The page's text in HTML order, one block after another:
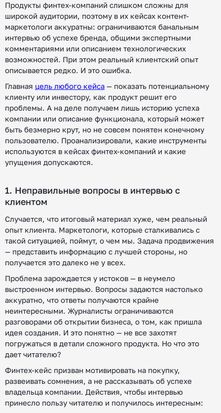
Продукты финтех-компаний слишком сложны для
широкой аудитории, поэтому в их кейсах контент-
маркетологи аккуратны: ограничиваются банальным
интервью об успехе бренда, общими экспертными
комментариями или описанием технологических
возможностей. При этом реальный клиентский опыт
описывается редко. И это ошибка.
Главная цель любого кейса — показать потенциальному
клиенту или инвестору, как продукт решит его
проблемы. А на деле получаем лишь историю успеха
компании или описание функционала, который может
быть безмерно крут, но не совсем понятен конечному
пользователю. Проанализировали, какие инструменты
используются в кейсах финтех-компаний и какие
упущения допускаются.
1. Неправильные вопросы в интервью с
клиентом
Случается, что итоговый материал хуже, чем реальный
опыт клиента. Маркетологи, которые сталкивались с
такой ситуацией, поймут, о чем мы. Задача продвижения
— представить информацию с лучшей стороны, но
получается это далеко не у всех.
Проблема зарождается у истоков — в неумело
выстроенном интервью. Вопросы задаются настолько
аккуратно, что ответы получаются крайне
неинтересными. Журналисты ограничиваются
разговорами об открытии бизнеса, о том, как пришла
идея создания. И это понятно — не все захотят
погружаться в детали сложного продукта. Но что это
дает читателю?
Финтех-кейс призван мотивировать на покупку,
развеивать сомнения, а не рассказывать об успехе
владельца компании. Действия, чтобы интервью
принесло пользу читателю и получилось интересным: